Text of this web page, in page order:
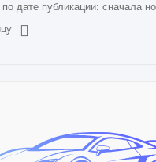
дате публикации: сначала